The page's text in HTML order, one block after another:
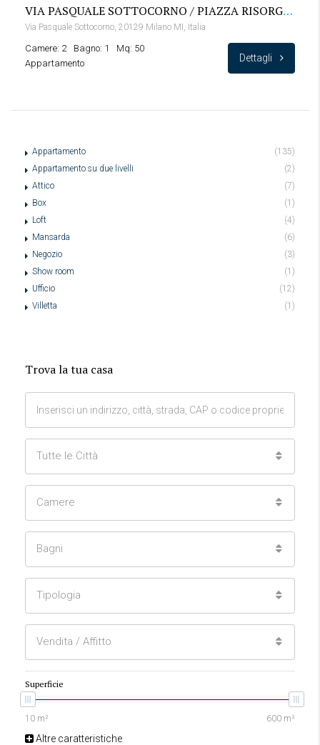
VIA PASQUALE SOTTOCORNO / PIAZZA RISORGIMENTO
Via Pasquale Sottocorno, 20129 Milano MI, Italia
Camere: 2 Bagno: 1
Mq: 50
Appartamento
Dettagli
Appartamento
(135)
Appartamento su due livelli
(2)
Attico
(7)
Box
(1)
Loft
(4)
Mansarda
(6)
Negozio
(3)
Show room
(1)
Ufficio
(12)
Villetta
(1)
Trova la tua casa
Tutte le Città
Camere
Bagni
Tipologia
Vendita / Affitto
Superficie
Altre caratteristiche